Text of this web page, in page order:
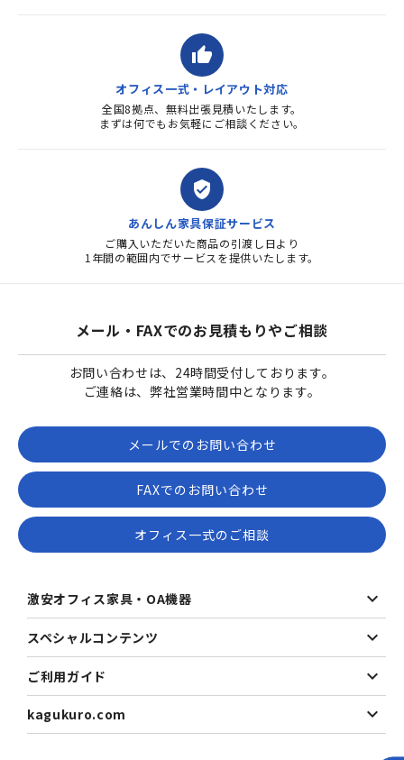
thumb_up
オフィス一式・レイアウト対応
全国8拠点、無料出張見積いたします。
まずは何でもお気軽にご相談ください。
verified_user
あんしん家具保証サービス
ご購入いただいた商品の引渡し日より
1年間の範囲内でサービスを提供いたします。
メール・FAXでのお見積もりやご相談
お問い合わせは、24時間受付しております。
ご連絡は、弊社営業時間中となります。
メールでのお問い合わせ
FAXでのお問い合わせ
オフィス一式のご相談
激安オフィス家具・OA機器
スペシャルコンテンツ
ご利用ガイド
kagukuro.com